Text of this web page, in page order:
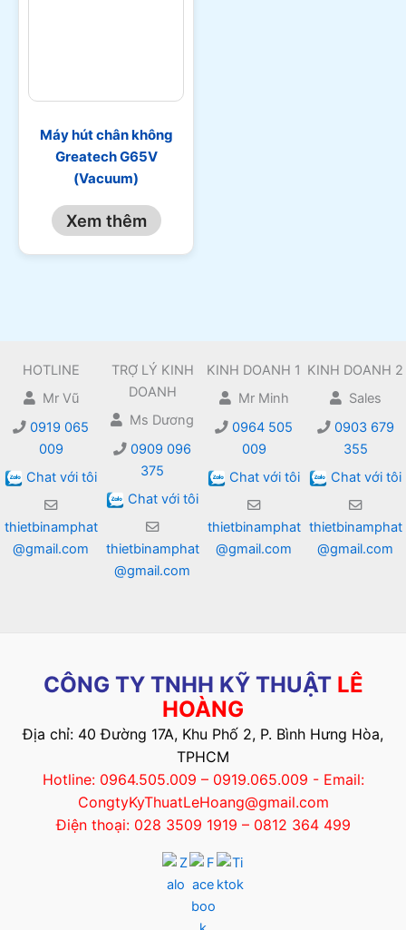
Máy hút chân không
Greatech G65V
(Vacuum)
Xem thêm
HOTLINE
Mr Vũ
0919 065
009
Chat với tôi
thietbinamphat
@gmail.com
TRỢ LÝ KINH
DOANH
Ms Dương
0909 096
375
Chat với tôi
thietbinamphat
@gmail.com
KINH DOANH 1
Mr Minh
0964 505
009
Chat với tôi
thietbinamphat
@gmail.com
KINH DOANH 2
Sales
0903 679
355
Chat với tôi
thietbinamphat
@gmail.com
CÔNG TY TNHH KỸ THUẬT LÊ
HOÀNG
Địa chỉ: 40 Đường 17A, Khu Phố 2, P. Bình Hưng Hòa,
TPHCM
Hotline: 0964.505.009 – 0919.065.009 - Email:
CongtyKyThuatLeHoang@gmail.com
Điện thoại: 028 3509 1919 – 0812 364 499